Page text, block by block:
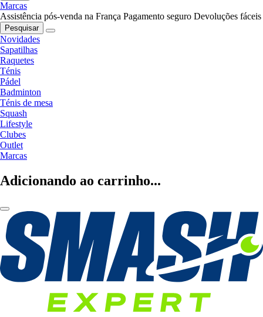
Marcas
Assistência pós-venda na França Pagamento seguro Devoluções fáceis
Pesquisar
Novidades
Sapatilhas
Raquetes
Ténis
Pádel
Badminton
Ténis de mesa
Squash
Lifestyle
Clubes
Outlet
Marcas
Adicionando ao carrinho...